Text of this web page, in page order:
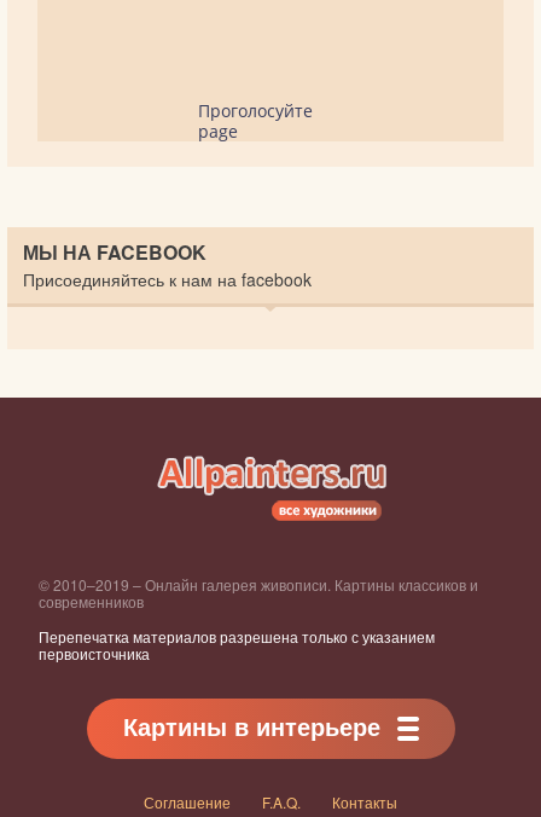
Проголосуйте
page
МЫ НА FACEBOOK
Присоединяйтесь к нам на facebook
© 2010–2019 – Онлайн галерея живописи. Картины классиков и
современников
Перепечатка материалов разрешена только с указанием
первоисточника
Картины в интерьере
Соглашение F.A.Q. Контакты